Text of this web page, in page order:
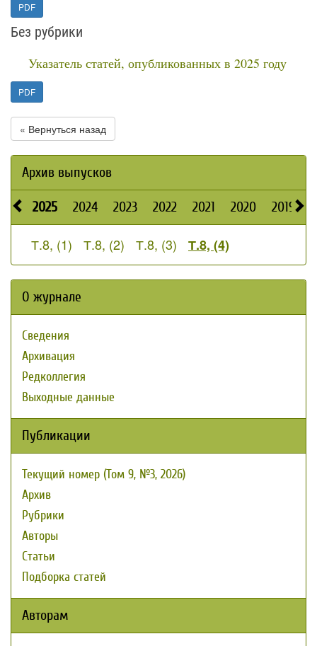
PDF
Без рубрики
Указатель статей, опубликованных в 2025 году
PDF
« Вернуться назад
Архив выпусков
2025 2024 2023 2022 2021 2020 2019
Т.8, (1) Т.8, (2) Т.8, (3) Т.8, (4)
О журнале
Сведения
Архивация
Редколлегия
Выходные данные
Публикации
Текущий номер (Том 9, №3, 2026)
Архив
Рубрики
Авторы
Статьи
Подборка статей
Авторам